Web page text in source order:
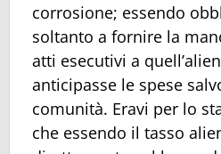
corrosione; essendo
soltanto a fornire la
atti esecutivi a
anticipasse le spese
comunità. Eravi per lo
che essendo il tasso